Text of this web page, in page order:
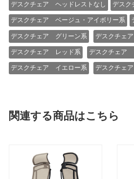
デスクチェア ヘッドレストなし デス
デスクチェア ベージュ・アイボリー系
デスクチェア グリーン系 デスクチェ
デスクチェア レッド系 デスクチェア
デスクチェア イエロー系 デスクチェ
関連する商品はこちら